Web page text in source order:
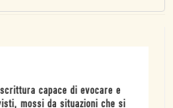
capace di evocare e
mossi da situazioni che si